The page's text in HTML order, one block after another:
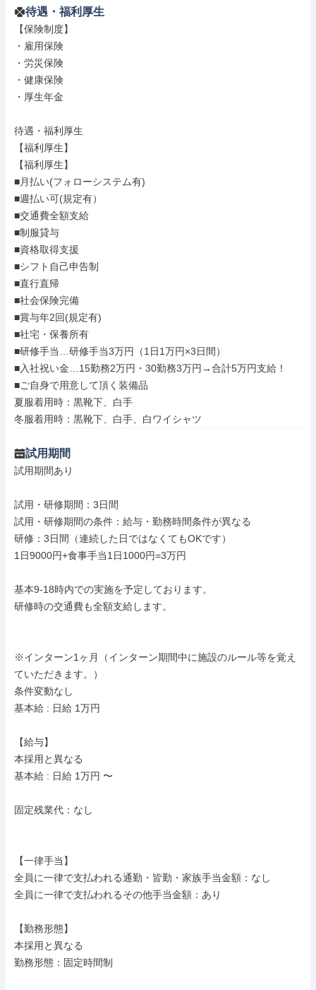
待遇・福利厚生
【保険制度】
・雇用保険
・労災保険
・健康保険
・厚生年金
待遇・福利厚生
【福利厚生】
【福利厚生】
■月払い(フォローシステム有)
■週払い可(規定有）
■交通費全額支給
■制服貸与
■資格取得支援
■シフト自己申告制
■直行直帰
■社会保険完備
■賞与年2回(規定有)
■社宅・保養所有
■研修手当…研修手当3万円（1日1万円×3日間）
■入社祝い金…15勤務2万円・30勤務3万円→合計5万円支給！
■ご自身で用意して頂く装備品
夏服着用時：黒靴下、白手
冬服着用時：黒靴下、白手、白ワイシャツ
試用期間
試用期間あり
試用・研修期間：3日間
試用・研修期間の条件：給与・勤務時間条件が異なる
研修：3日間（連続した日ではなくてもOKです）
1日9000円+食事手当1日1000円=3万円
基本9-18時内での実施を予定しております。
研修時の交通費も全額支給します。
※インターン1ヶ月（インターン期間中に施設のルール等を覚え
ていただきます。）
条件変動なし
基本給 : 日給 1万円
【給与】
本採用と異なる
基本給 : 日給 1万円 〜
固定残業代：なし
【一律手当】
全員に一律で支払われる通勤・皆勤・家族手当金額：なし
全員に一律で支払われるその他手当金額：あり
【勤務形態】
本採用と異なる
勤務形態：固定時間制